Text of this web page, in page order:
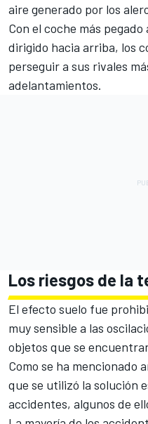
aire generado por los
Con el coche más
dirigido hacia arriba, los
perseguir a sus rivales
adelantamientos.
Los riesgos de la
El efecto suelo fue
muy sensible a las
objetos que se
Como se ha mencionado
que se utilizó la solución
accidentes, algunos de